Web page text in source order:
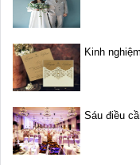
Kinh
Sáu điều